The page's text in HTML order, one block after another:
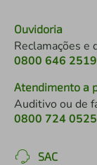
Ouvidoria
Reclamações e
0800 646 2519
Atendimento a
Auditivo ou de
0800 724 0525
SAC